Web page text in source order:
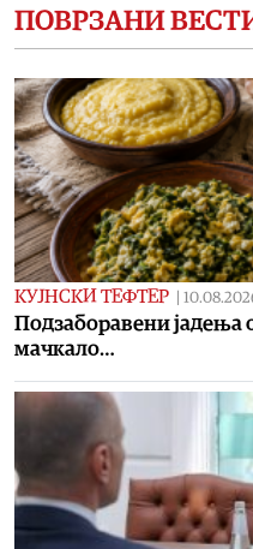
ПОВРЗАНИ
КУЈНСКИ ТЕФТЕР |
Подзаборавени јадења
мачкало…